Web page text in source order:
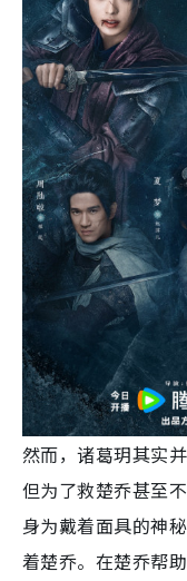
然而，诸葛玥其实
但为了救楚乔甚至
身为戴着面具的神
着楚乔。在楚乔帮